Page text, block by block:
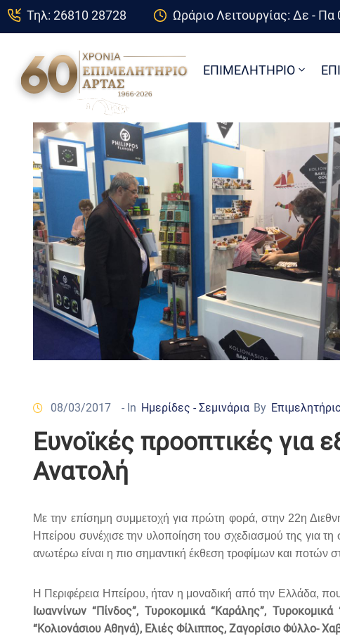
Τηλ: 26810 28728 Ωράριο Λειτουργίας: Δε - Πα
ΕΠΙΜΕΛΗΤΗΡΙΟ
08/03/2017 - In Ημερίδες - Σεμινάρια By
Ευνοϊκές προοπτικές
Ανατολή
Με την επίσημη συμμετοχή για πρώτη φορά, στην 22η
Ηπείρου συνέχισε την υλοποίηση του σχεδιασμού της για
ανωτέρω είναι η πιο σημαντική έκθεση τροφίμων και ποτών
Η Περιφέρεια Ηπείρου, ήταν η μοναδική από την Ελλάδα,
Ιωαννίνων “Πίνδος”, Τυροκομικά “Καράλης”,
“Κολιονάσιου Αθηνά), Ελιές Φίλιππος, Ζαγορίσιο Φύλλο-